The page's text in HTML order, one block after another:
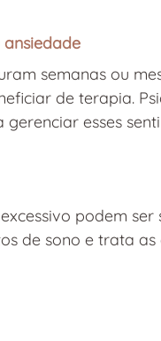
ansiedade
semanas ou
de terapia.
esses
podem
de sono e trata as